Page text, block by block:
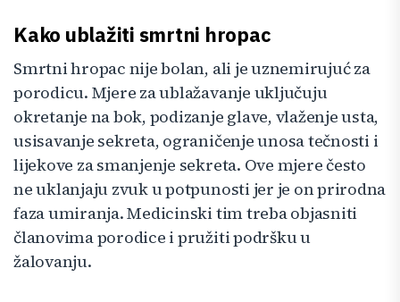
Kako ublažiti smrtni hropac
Smrtni hropac nije bolan, ali je uznemirujuć za
porodicu. Mjere za ublažavanje uključuju
okretanje na bok, podizanje glave, vlaženje usta,
usisavanje sekreta, ograničenje unosa tečnosti i
lijekove za smanjenje sekreta. Ove mjere često
ne uklanjaju zvuk u potpunosti jer je on prirodna
faza umiranja. Medicinski tim treba objasniti
članovima porodice i pružiti podršku u
žalovanju.